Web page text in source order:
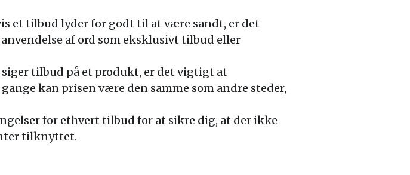
et tilbud lyder for godt til at være sandt, er det
af ord som eksklusivt tilbud eller
tilbud på et produkt, er det vigtigt at
kan prisen være den samme som andre steder,
for ethvert tilbud for at sikre dig, at der ikke
tilknyttet.